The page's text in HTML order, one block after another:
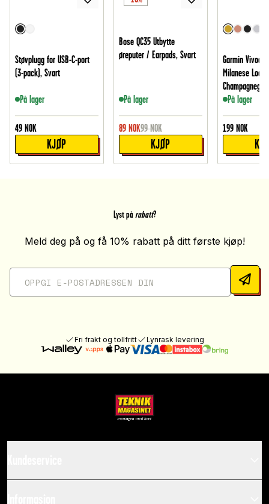
Støvplugg for USB-C-port
(3-pack), Svart
På lager
49 NOK
KJØP
Bose QC35 Utbytte
øreputer / Earpads, Svart
På lager
89 NOK99 NOK
KJØP
Garmin
Milanese Loop,
Champagnegull
På lager
199 NOK
Lyst på rabatt?
Meld deg på og få 10% rabatt på ditt første kjøp!
Fri frakt og tollfritt Lynrask levering